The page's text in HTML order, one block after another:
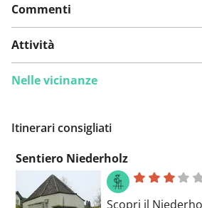
Commenti
Attività
Nelle vicinanze
Itinerari consigliati
Sentiero Niederholz
Scopri il